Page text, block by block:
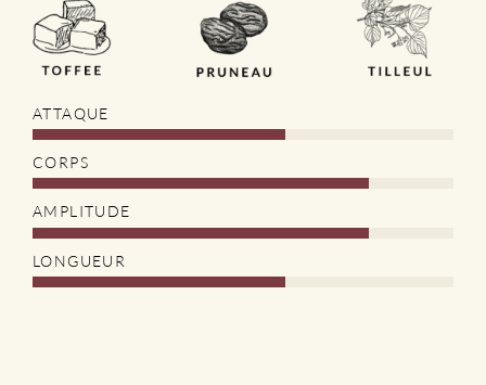
ATTAQUE
CORPS
AMPLITUDE
LONGUEUR